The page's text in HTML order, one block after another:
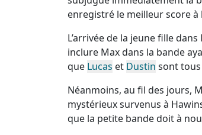
enregistré le meilleur score à
L’arrivée de la jeune fille
inclure Max dans la bande
que Lucas et Dustin sont
Néanmoins, au fil des jours,
mystérieux survenus à
que la petite bande doit à